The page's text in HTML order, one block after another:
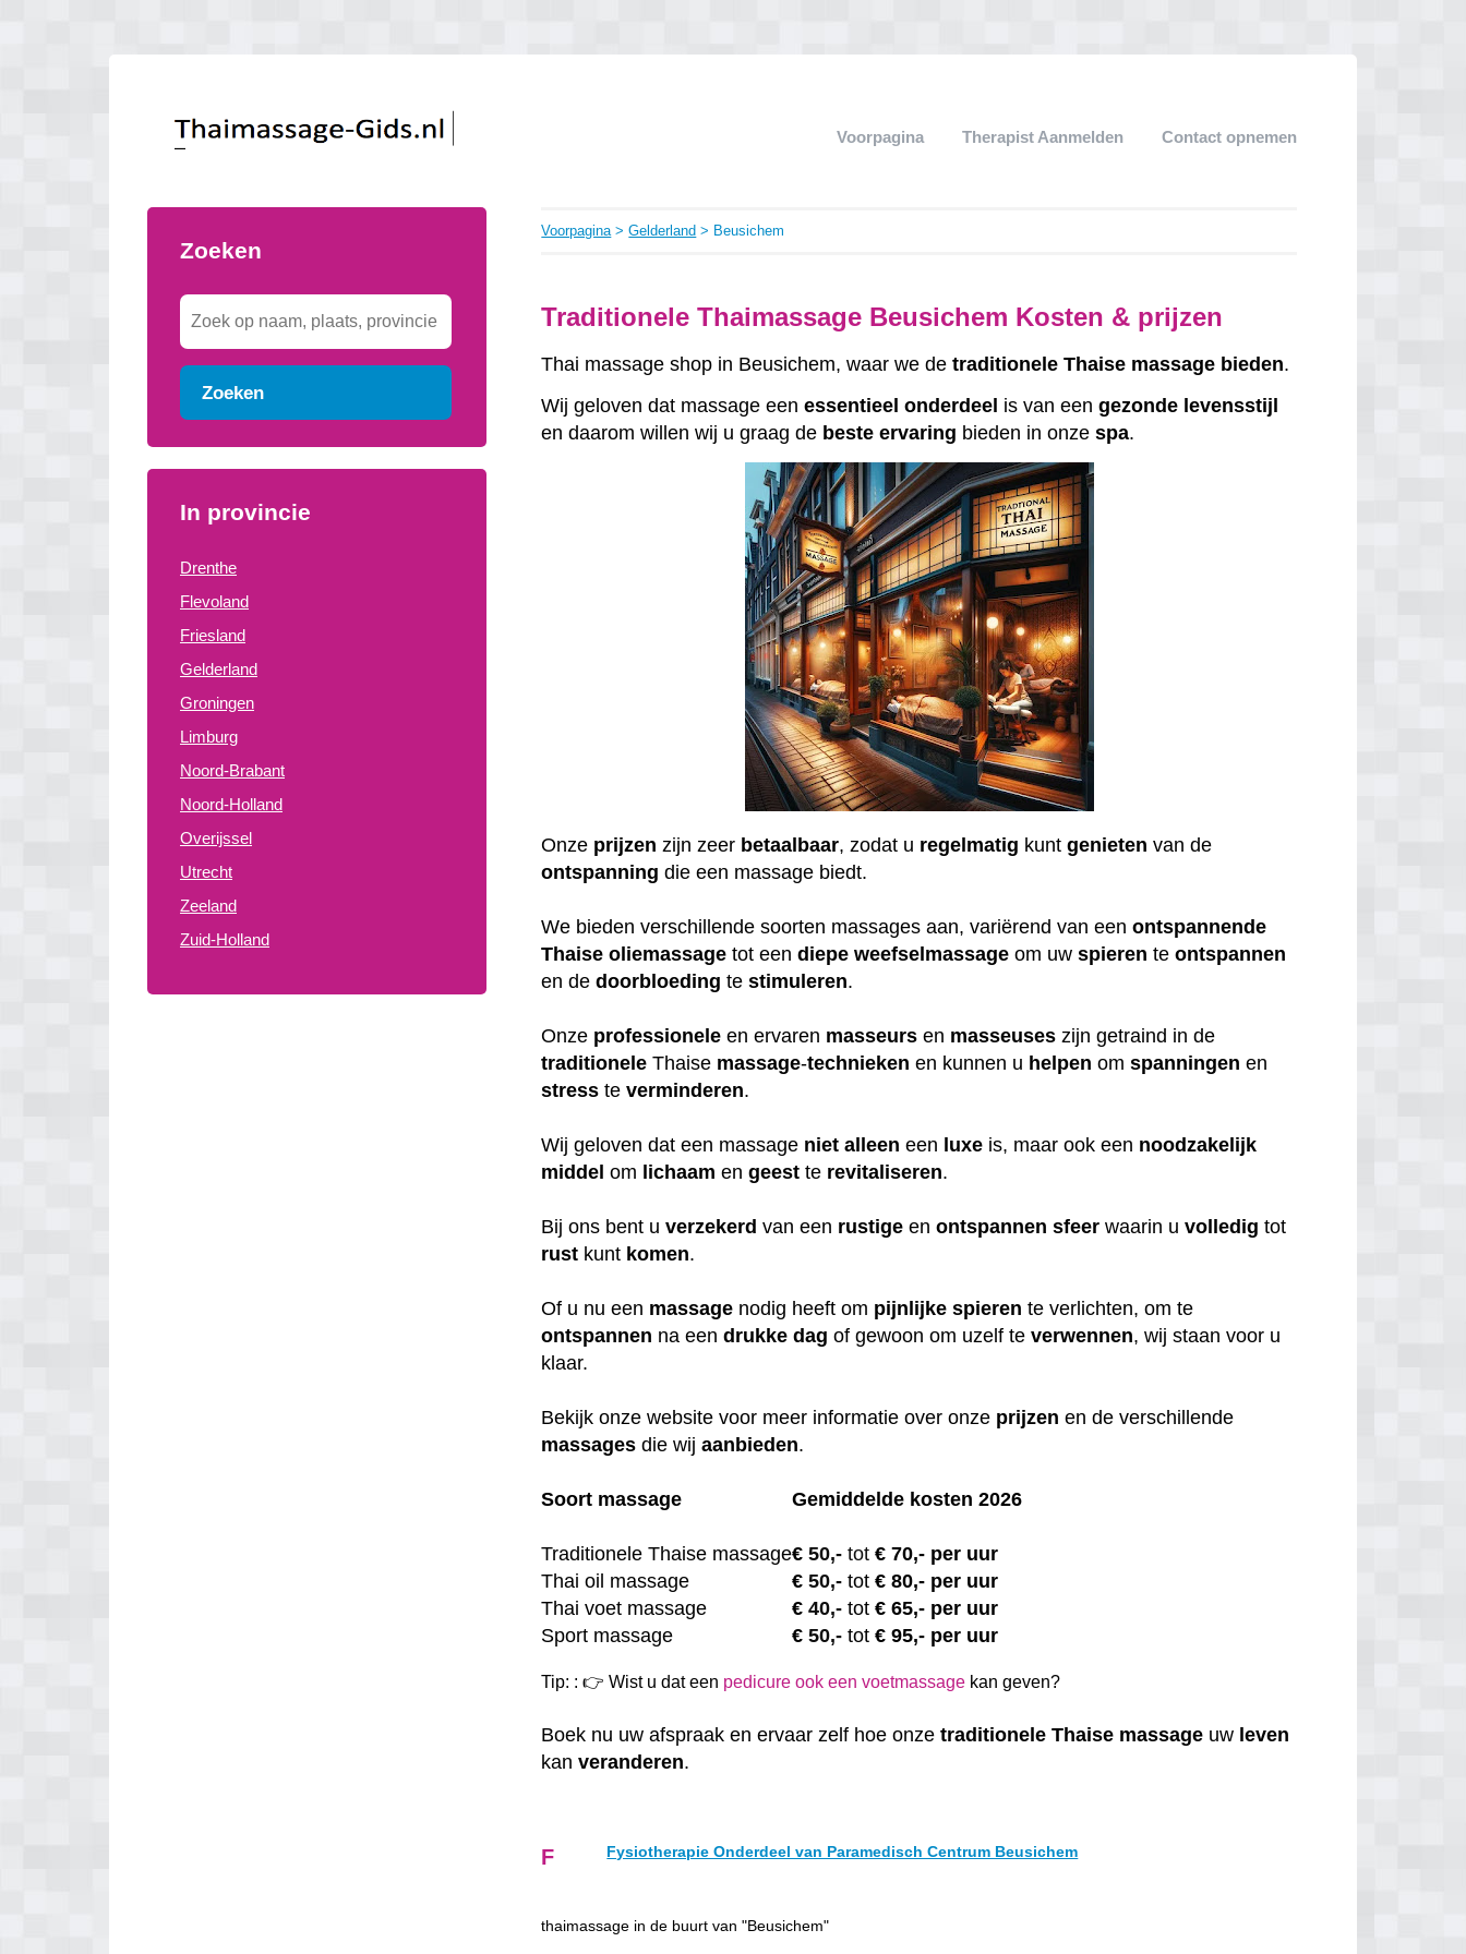
Voorpagina Therapist Aanmelden Contact opnemen
Zoeken
Zoeken
In provincie
Drenthe
Flevoland
Friesland
Gelderland
Groningen
Limburg
Noord-Brabant
Noord-Holland
Overijssel
Utrecht
Zeeland
Zuid-Holland
Voorpagina>Gelderland > Beusichem
Traditionele Thaimassage Beusichem Kosten & prijzen
Thai massage shop in Beusichem, waar we detraditionele Thaise massage bieden.
Wij geloven dat massage eenessentieel onderdeel is van eengezonde levensstijl
en daarom willen wij u graag de beste ervaring bieden in onzespa.
Onze prijzen zijn zeer betaalbaar, zodat u regelmatig kuntgenieten van de
ontspanning die een massage biedt.
We bieden verschillende soorten massages aan, variërend van eenontspannende
Thaise oliemassage tot eendiepe weefselmassage om uwspieren teontspannen
en dedoorbloeding testimuleren.
Onze professionele en ervaren masseurs en masseuses zijn getraind in de
traditionele Thaise massage-technieken en kunnen u helpen omspanningen en
stress teverminderen.
Wij geloven dat een massage niet alleen een luxe is, maar ook een noodzakelijk
middel om lichaam engeest te revitaliseren.
Bij ons bent uverzekerd van een rustige enontspannen sfeer waarin uvolledig tot
rust kunt komen.
Of u nu een massage nodig heeft om pijnlijke spieren te verlichten, om te
ontspannen na eendrukke dag of gewoon om uzelf teverwennen, wij staan voor u
klaar.
Bekijk onze website voor meer informatie over onze prijzen en de verschillende
massages die wijaanbieden.
Soort massage Gemiddelde kosten 2026
Traditionele Thaise massage€50,- tot € 70,- per uur
Thai oil massage
€50,- tot€ 80,- per uur
Thai voet massage
€40,- tot€ 65,- per uur
Sport massage
€50,- tot€ 95,- per uur
Tip: : 👉 Wist u dat een pedicure ook een voetmassage kan geven?
Boek nu uw afspraak en ervaar zelf hoe onzetraditionele Thaise massage uw leven
kanveranderen.
F Fysiotherapie Onderdeel van Paramedisch Centrum Beusichem
thaimassage in de buurt van "Beusichem"